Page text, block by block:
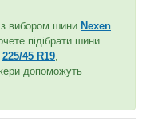
вибором шини Nexen
підібрати шини
225/45 R19
допоможуть